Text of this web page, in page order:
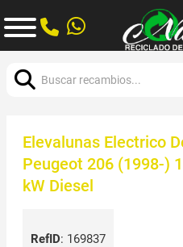
Elevalunas Electrico
Peugeot 206 (1998-)
kW Diesel
RefID: 169837